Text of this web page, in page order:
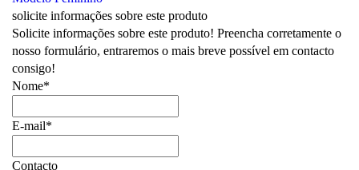
solicite informações sobre este produto
Solicite informações sobre este produto! Preencha corretamente o
nosso formulário, entraremos o mais breve possível em contacto
consigo!
Nome*
E-mail*
Contacto